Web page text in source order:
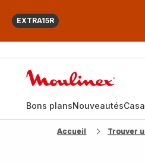
EXTRA15R
Bons plansNouveautés
Accueil Trouver